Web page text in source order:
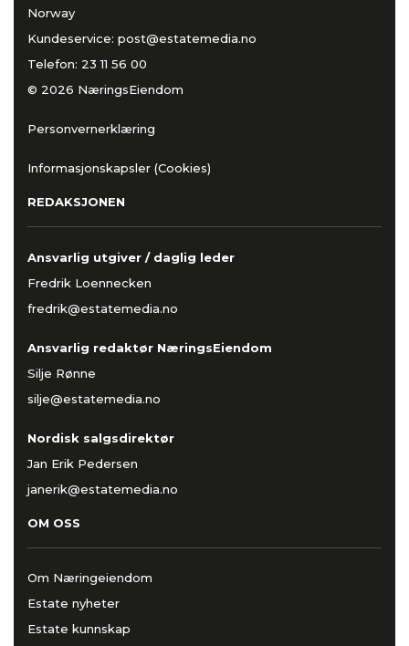
Norway
Kundeservice: post@estatemedia.no
Telefon: 23 11 56 00
© 2026 NæringsEiendom
Personvernerklæring
Informasjonskapsler (Cookies)
REDAKSJONEN
Ansvarlig utgiver / daglig leder
Fredrik Loennecken
fredrik@estatemedia.no
Ansvarlig redaktør NæringsEiendom
Silje Rønne
silje@estatemedia.no
Nordisk salgsdirektør
Jan Erik Pedersen
janerik@estatemedia.no
OM OSS
Om Næringeiendom
Estate nyheter
Estate kunnskap